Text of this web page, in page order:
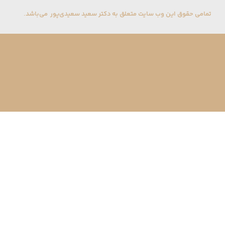
تمامی حقوق این وب سایت متعلق به دکتر سعید سعیدی‌پور می‌باشد.